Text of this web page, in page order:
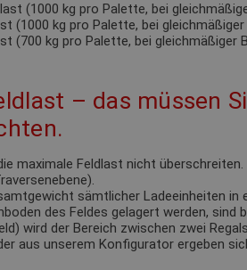
(1000 kg pro Palette, bei
(1000 kg pro Palette, bei
(700 kg pro Palette, bei gleichmäßiger
– das müssen
maximale Feldlast nicht
sämtlicher Ladeeinheiten in
des Feldes gelagert werden, sind
wird der Bereich zwischen zwei
aus unserem Konfigurator ergeben